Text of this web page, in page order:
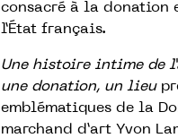
consacré à la donation
l’État français.
Une histoire intime de
une donation, un lieu
emblématiques de la
marchand d’art Yvon